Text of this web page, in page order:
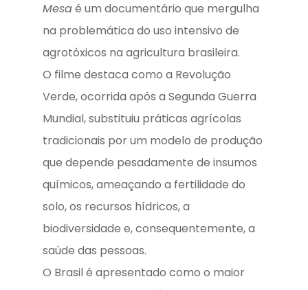
Mesaé um documentário que mergulha
na problemática do uso intensivo de
agrotóxicos na agricultura brasileira.
O filme destaca como a Revolução
Verde, ocorrida após a Segunda Guerra
Mundial, substituiu práticas agrícolas
tradicionais por um modelo de produção
que depende pesadamente de insumos
químicos, ameaçando a fertilidade do
solo, os recursos hídricos, a
biodiversidade e, consequentemente, a
saúde das pessoas.
O Brasil é apresentado como o maior